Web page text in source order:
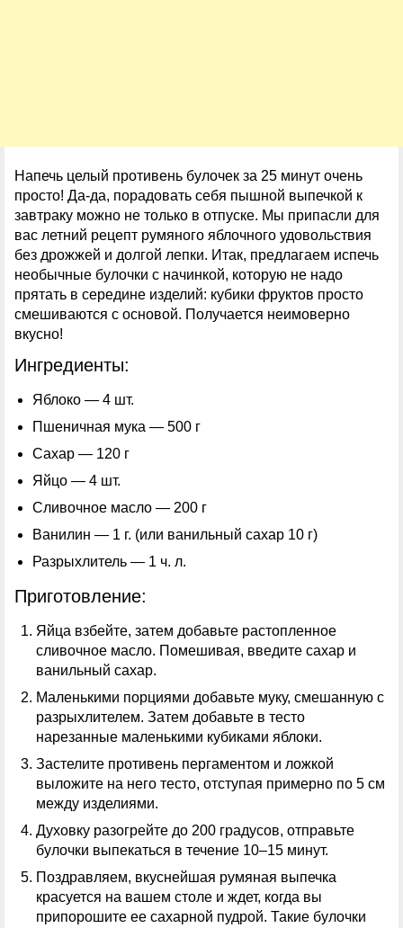
Напечь целый противень булочек за 25 минут очень
просто! Да-да, порадовать себя пышной выпечкой к
завтраку можно не только в отпуске. Мы припасли для
вас летний рецепт румяного яблочного удовольствия
без дрожжей и долгой лепки. Итак, предлагаем испечь
необычные булочки с начинкой, которую не надо
прятать в середине изделий: кубики фруктов просто
смешиваются с основой. Получается неимоверно
вкусно!
Ингредиенты:
Яблоко — 4 шт.
Пшеничная мука — 500 г
Сахар — 120 г
Яйцо — 4 шт.
Сливочное масло — 200 г
Ванилин — 1 г. (или ванильный сахар 10 г)
Разрыхлитель — 1 ч. л.
Приготовление:
Яйца взбейте, затем добавьте растопленное
сливочное масло. Помешивая, введите сахар и
ванильный сахар.
Маленькими порциями добавьте муку, смешанную с
разрыхлителем. Затем добавьте в тесто
нарезанные маленькими кубиками яблоки.
Застелите противень пергаментом и ложкой
выложите на него тесто, отступая примерно по 5 см
между изделиями.
Духовку разогрейте до 200 градусов, отправьте
булочки выпекаться в течение 10–15 минут.
Поздравляем, вкуснейшая румяная выпечка
красуется на вашем столе и ждет, когда вы
припорошите ее сахарной пудрой. Такие булочки